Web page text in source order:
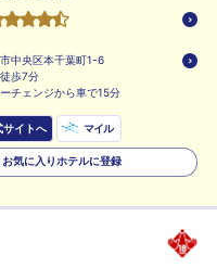
中央区本千葉町1-6
歩7分
チェンジから車で15分
サイトへ マイル
お気に入りホテルに登録